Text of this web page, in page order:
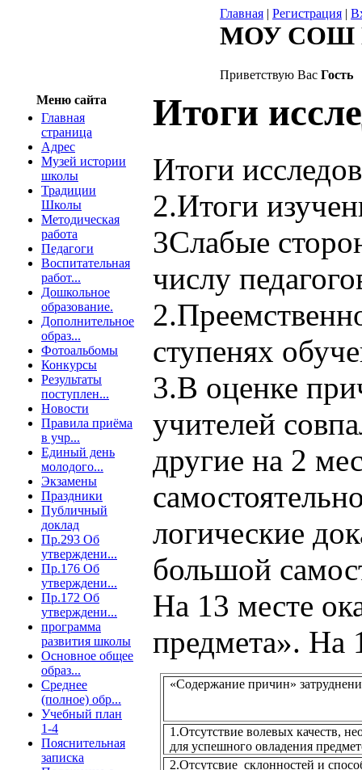
Главная | Регистрация |
МОУ СОШ
Приветствую Вас Гость
Меню сайта
Главная
страница
Адрес
Музей истории
школы
Традиции
Школы
Методическая
работа
Педагоги
Воспитательная
работ...
Дошкольное
образование.
Дополнительное
образ...
Фотоальбомы
Конкурсы
Результаты
поступлен...
Новости
Правила приёма
в учр...
Единый день
молодого...
Экзамены
Праздники
Публичный
доклад
Пр.293 Об
утверждени...
Пр.176 Об
утверждени...
Пр.172 Об
утверждени...
программа
развития школы
Основное общее
образ...
Среднее
(полное) обр...
Учебный план
1-4
Пояснительная
записка
Итоги
Итоги
2.Итоги
3Слабые
числу
ступенях
3.В оценке
учителей
другие на 2
логические
большой
На 13 месте
предмета». На
«Содержание причин»
1.Отсутствие волевых качеств,
для успешного овладения
2.Отсутсвие склонностей и